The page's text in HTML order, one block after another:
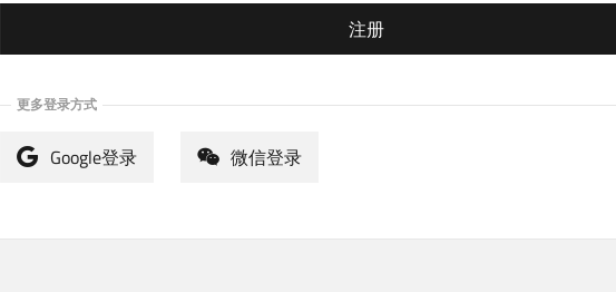
注册
更多登录方式
Google登录 微信登录